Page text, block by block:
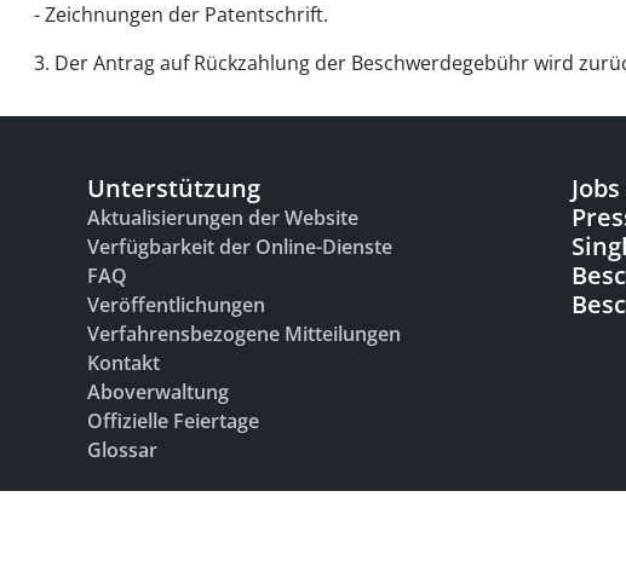
- Zeichnungen der Patentschrift.
3. Der Antrag auf Rückzahlung der Beschwerdegebühr wird
Unterstützung
Aktualisierungen der Website
Verfügbarkeit der Online-Dienste
FAQ
Veröffentlichungen
Verfahrensbezogene Mitteilungen
Kontakt
Aboverwaltung
Offizielle Feiertage
Glossar